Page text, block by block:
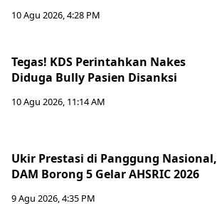
10 Agu 2026, 4:28 PM
Tegas! KDS Perintahkan Nakes
Diduga Bully Pasien Disanksi
10 Agu 2026, 11:14 AM
Ukir Prestasi di Panggung Nasional,
DAM Borong 5 Gelar AHSRIC 2026
9 Agu 2026, 4:35 PM